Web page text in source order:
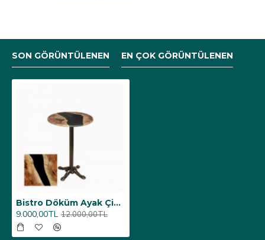
SON GÖRÜNTÜLENEN EN ÇOK GÖRÜNTÜLENEN
Bistro Döküm Ayak Çipa Masa - (Werzalit, Wermodin ve Allzalit Tabla 70 cm çap) - Epoxy
9.000,00TL 12.000,00TL